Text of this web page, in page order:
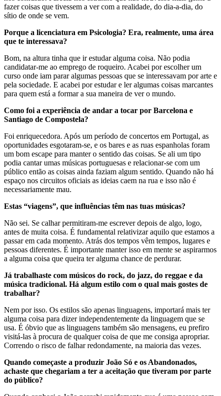
fazer coisas que tivessem a ver com a realidade, do dia-a-dia, do
sítio de onde se vem.
Porque a licenciatura em Psicologia? Era, realmente, uma área
que te interessava?
Bom, na altura tinha que ir estudar alguma coisa. Não podia
candidatar-me ao emprego de roqueiro. Acabei por escolher um
curso onde iam parar algumas pessoas que se interessavam por arte e
pela sociedade. E acabei por estudar e ler algumas coisas marcantes
para quem está a formar a sua maneira de ver o mundo.
Como foi a experiência de andar a tocar por Barcelona e
Santiago de Compostela?
Foi enriquecedora. Após um período de concertos em Portugal, as
oportunidades esgotaram-se, e os bares e as ruas espanholas foram
um bom escape para manter o sentido das coisas. Se ali um tipo
podia cantar umas músicas portuguesas e relacionar-se com um
público então as coisas ainda faziam algum sentido. Quando não há
espaço nos circuitos oficiais as ideias caem na rua e isso não é
necessariamente mau.
Estas “viagens”, que influências têm nas tuas músicas?
Não sei. Se calhar permitiram-me escrever depois de algo, logo,
antes de muita coisa. É fundamental relativizar aquilo que estamos a
passar em cada momento. Atrás dos tempos vêm tempos, lugares e
pessoas diferentes. É importante manter isso em mente se aspirarmos
a alguma coisa que queira ter alguma chance de perdurar.
Já trabalhaste com músicos do rock, do jazz, do reggae e da
música tradicional. Há algum estilo com o qual mais gostes de
trabalhar?
Nem por isso. Os estilos são apenas linguagens, importará mais ter
alguma coisa para dizer independentemente da linguagem que se
usa. É óbvio que as linguagens também são mensagens, eu prefiro
visitá-las à procura de qualquer coisa de que me consiga apropriar.
Correndo o risco de falhar redondamente, na maioria das vezes.
Quando começaste a produzir João Só e os Abandonados,
achaste que chegariam a ter a aceitação que tiveram por parte
do público?